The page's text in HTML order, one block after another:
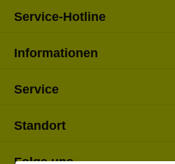
Service-Hotline
Informationen
Service
Standort